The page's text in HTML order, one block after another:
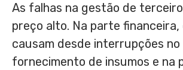
As falhas na gestão de
preço alto. Na parte financeira,
causam desde interrupções no
fornecimento de insumos e na